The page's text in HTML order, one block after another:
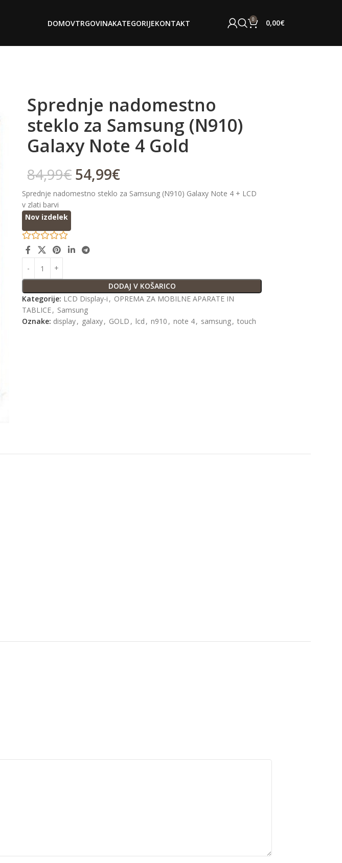
DOMOVTRGOVINAKATEGORIJEKONTAKT 0 0,00€
Sprednje nadomestno
steklo za Samsung (N910)
Galaxy Note 4 Gold
84,99€ 54,99€
Sprednje nadomestno steklo za Samsung (N910) Galaxy Note 4 + LCD
v zlati barvi
DODAJ V KOŠARICO
Nov izdelek
Kategorije: LCD Display-i , OPREMA ZA MOBILNE APARATE IN
TABLICE, Samsung
Oznake: display, galaxy, GOLD , lcd , n910 , note 4, samsung, touch